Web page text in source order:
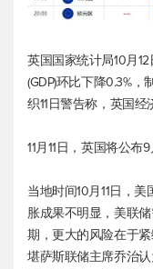
英国国家统计局10月
(GDP)环比下降0.3%
织11日警告称，英国经
11月11日，英国将公布
当地时间10月11日，
胀成果不明显，美联
期，更大的风险在于紧
堪萨斯联储主席乔治